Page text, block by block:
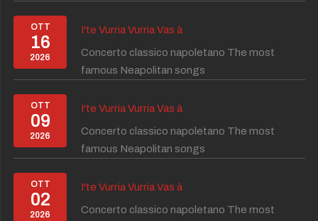
OTT
16
2026
I'te Vurria Vurria Vas à
Concerto classico napoletano The most
famous Neapolitan songs
OTT
09
2026
I'te Vurria Vurria Vas à
Concerto classico napoletano The most
famous Neapolitan songs
OTT
02
2026
I'te Vurria Vurria Vas à
Concerto classico napoletano The most